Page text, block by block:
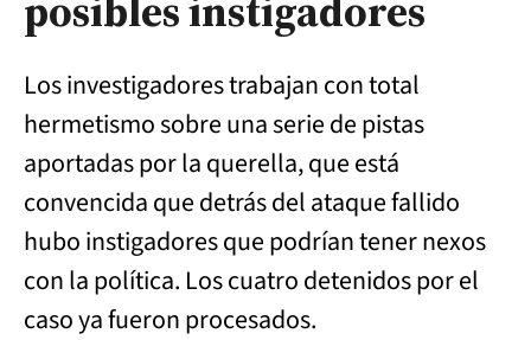
Los investigadores trabajan con total
hermetismo sobre una serie de pistas
aportadas por la querella, que está
convencida que detrás del ataque fallido
hubo instigadores que podrían tener nexos
con la política. Los cuatro detenidos por el
caso ya fueron procesados.